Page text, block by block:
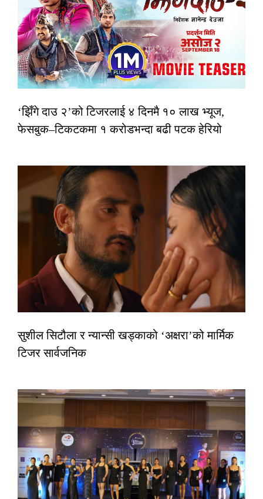
‘झिँगे दाउ २’को टिजरलाई ४ दिनमै १० लाख भ्यूज,
फेसबुक–टिकटकमा १ करोडभन्दा बढी पटक हेरियो
सुशील सिटौला र न्यान्सी खड्काको ‘अक्षरा’को मार्मिक
टिजर सार्वजनिक